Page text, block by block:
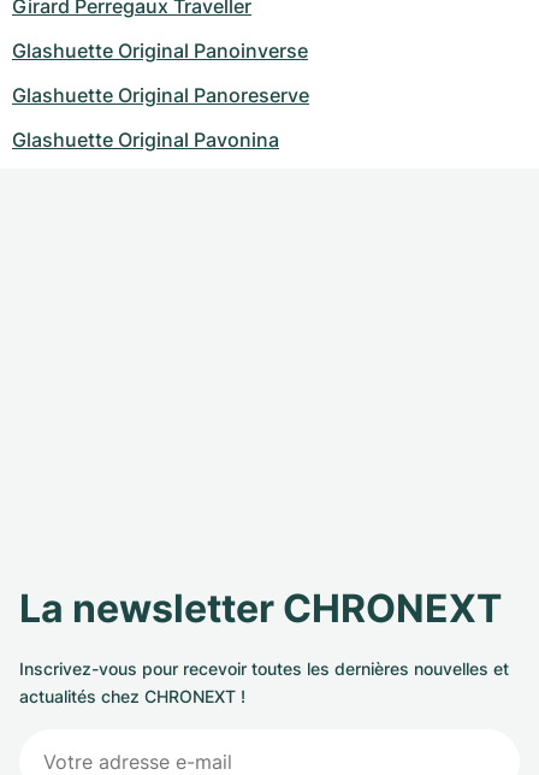
Girard Perregaux Traveller
Glashuette Original Panoinverse
Glashuette Original Panoreserve
Glashuette Original Pavonina
La newsletter CHRONEXT
Inscrivez-vous pour recevoir toutes les dernières nouvelles et
actualités chez CHRONEXT !